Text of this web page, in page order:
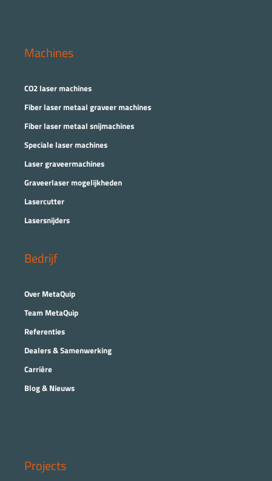
Machines
CO2 laser machines
Fiber laser metaal graveer machines
Fiber laser metaal snijmachines
Speciale laser machines
Laser graveermachines
Graveerlaser mogelijkheden
Lasercutter
Lasersnijders
Bedrijf
Over MetaQuip
Team MetaQuip
Referenties
Dealers & Samenwerking
Carrière
Blog & Nieuws
Projects